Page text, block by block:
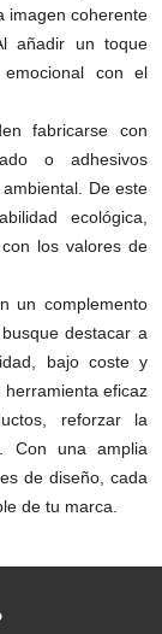
imagen coherente
añadir un toque
con el
fabricarse con
o adhesivos
De este
ecológica,
los valores de
un complemento
destacar a
bajo coste y
eficaz
reforzar la
Con una amplia
de diseño, cada
de tu marca.